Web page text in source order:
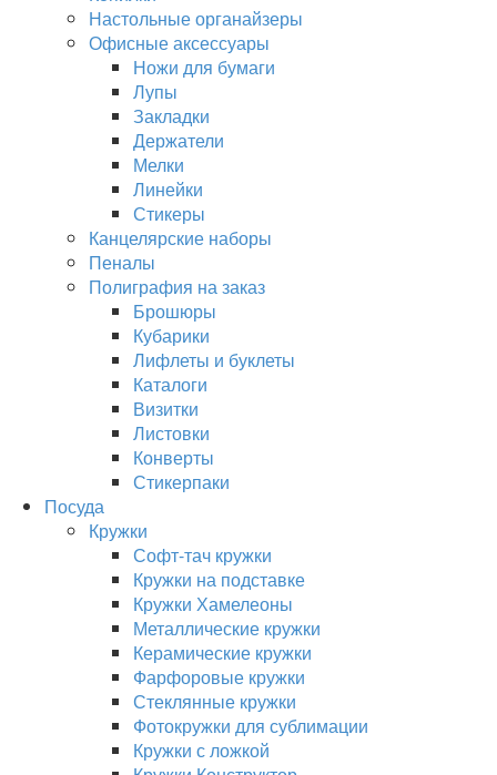
Настольные органайзеры
Офисные аксессуары
Ножи для бумаги
Лупы
Закладки
Держатели
Мелки
Линейки
Стикеры
Канцелярские наборы
Пеналы
Полиграфия на заказ
Брошюры
Кубарики
Лифлеты и буклеты
Каталоги
Визитки
Листовки
Конверты
Стикерпаки
Посуда
Кружки
Софт-тач кружки
Кружки на подставке
Кружки Хамелеоны
Металлические кружки
Керамические кружки
Фарфоровые кружки
Стеклянные кружки
Фотокружки для сублимации
Кружки с ложкой